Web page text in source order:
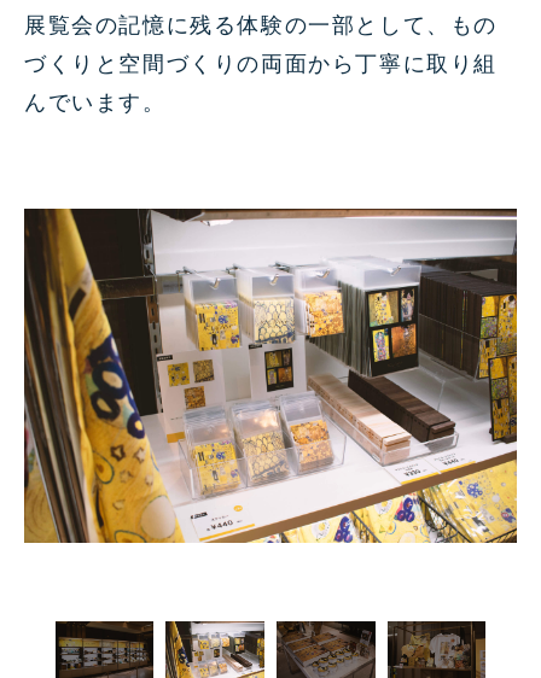
展覧会の記憶に残る体験の一部として、もの
づくりと空間づくりの両面から丁寧に取り組
んでいます。